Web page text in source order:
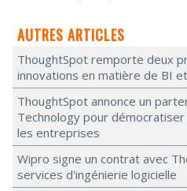
AUTRES ARTICLES
ThoughtSpot remporte deux
innovations en matière de BI
ThoughtSpot annonce un
Technology pour démocratiser
les entreprises
Wipro signe un contrat avec
services d'ingénierie logicielle